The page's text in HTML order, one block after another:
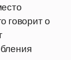
говорит о